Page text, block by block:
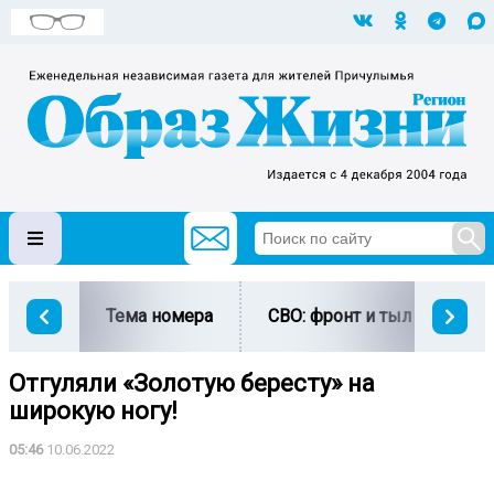
Тема номера СВО: фронт и тыл
Отгуляли «Золотую бересту» на
широкую ногу!
05:4610.06.2022